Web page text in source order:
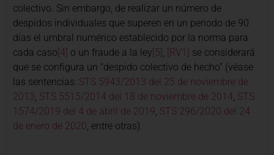
colectivo. Sin embargo, de realizar un número de
despidos individuales que superen en un periodo de 90
días el umbral numérico establecido por la norma para
cada caso[4] o un fraude a la ley[5] [RV1] se considerará
que se configura un “despido colectivo de hecho” (véase
las sentencias: STS 5943/2013 del 25 de noviembre de
2013 STS 5515/2014 del 18 de noviembre de 2014 STS
1574/2019 del 4 de abril de 2019 STS 296/2020 del 24
de enero de 2020 , entre otras).